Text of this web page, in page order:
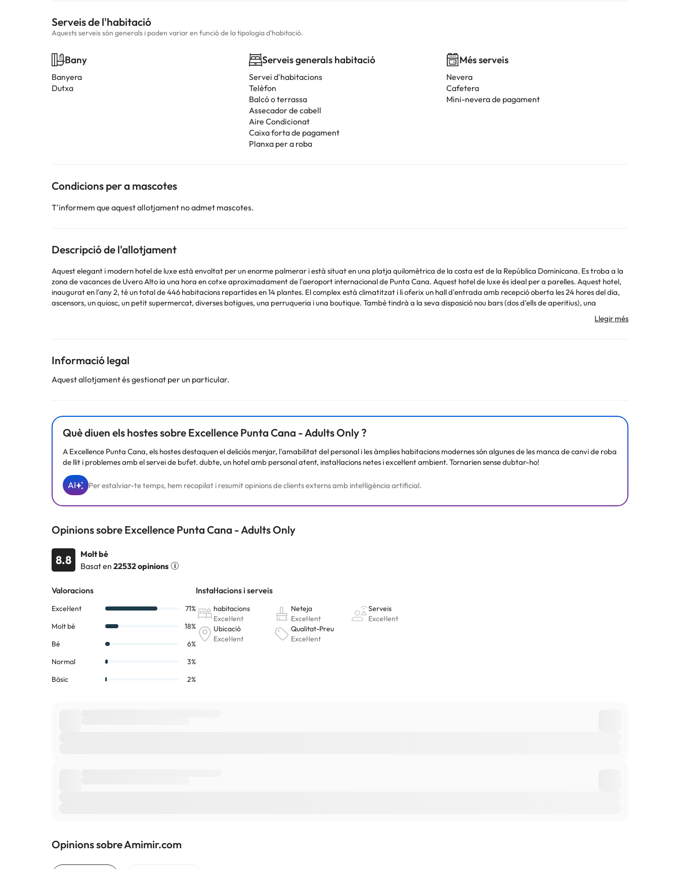
Serveis de l'habitació
Aquests serveis són generals i poden variar en funció de la tipologia d'habitació.
Bany
Banyera
Dutxa
Serveis generals habitació
Servei d'habitacions
Telèfon
Balcó o terrassa
Assecador de cabell
Aire Condicionat
Caixa forta de pagament
Planxa per a roba
Més serveis
Nevera
Cafetera
Mini-nevera de pagament
Condicions per a mascotes
T'informem que aquest allotjament no admet mascotes.
Descripció de l'allotjament
Aquest elegant i modern hotel de luxe està envoltat per un enorme palmerar i està situat en una platja quilomètrica de la costa est de la República Dominicana. Es troba a la
zona de vacances de Uvero Alto ia una hora en cotxe aproximadament de l'aeroport internacional de Punta Cana. Aquest hotel de luxe és ideal per a parelles. Aquest hotel,
inaugurat en l'any 2, té un total de 446 habitacions repartides en 14 plantes. El complex està climatitzat i li oferix un hall d'entrada amb recepció oberta les 24 hores del dia,
ascensors, un quiosc, un petit supermercat, diverses botigues, una perruqueria i una boutique. També tindrà a la seva disposició nou bars (dos d'ells de aperitius), una
discoteca un casino i un total de set restaurants a la carta climatitzats. Tres dels restaurants estan especialitzats en menjar mexicà, italiana i oriental, un d'ells serveix plats
internacionals, un altre restaurant és de rostits i l'últim serveix marisc i especialitats del país (en aquest restaurant es requereix roba adequada). Algunes nits també
per cable, equip de música, reproductor de CD i DVD, connexió a Internet, minibar-nevera, parament per a preparar té o cafè, aire condicionat (regulat de forma individual),
balcó o terrassa i caixa forta de lloguer. A més, totes compten amb jacuzzi, ventilador, planxa, taula de planxar i un despertador.
Alguns dels serveis detallats poden ser de pagament. Podeu consultar les vostres tarifes directament a l'establiment. Tota la informació d'aquesta fitxa està subjecta a canvis
per part de l'allotjament. Si tens dubtes, contacta'ns.
Informació legal
Aquest allotjament és gestionat per un particular.
Què diuen els hostes sobre Excellence Punta Cana - Adults Only ?
A Excellence Punta Cana, els hostes destaquen el deliciós menjar, l'amabilitat del personal i les àmplies habitacions modernes són algunes de les manca de canvi de roba
de llit i problemes amb el servei de bufet. dubte, un hotel amb personal atent, instal·lacions netes i excel·lent ambient. Tornarien sense dubtar-ho!
AI Per estalviar-te temps, hem recopilat i resumit opinions de clients externs amb intel·ligència artificial.
Opinions sobre Excellence Punta Cana - Adults Only
8.8
Molt bé
Basat en 22532 opinions
Opinions sobre Amimir.com